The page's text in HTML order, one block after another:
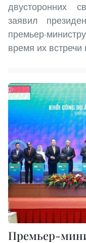
двусторонних
заявил
премьер-
время их
Премьер-